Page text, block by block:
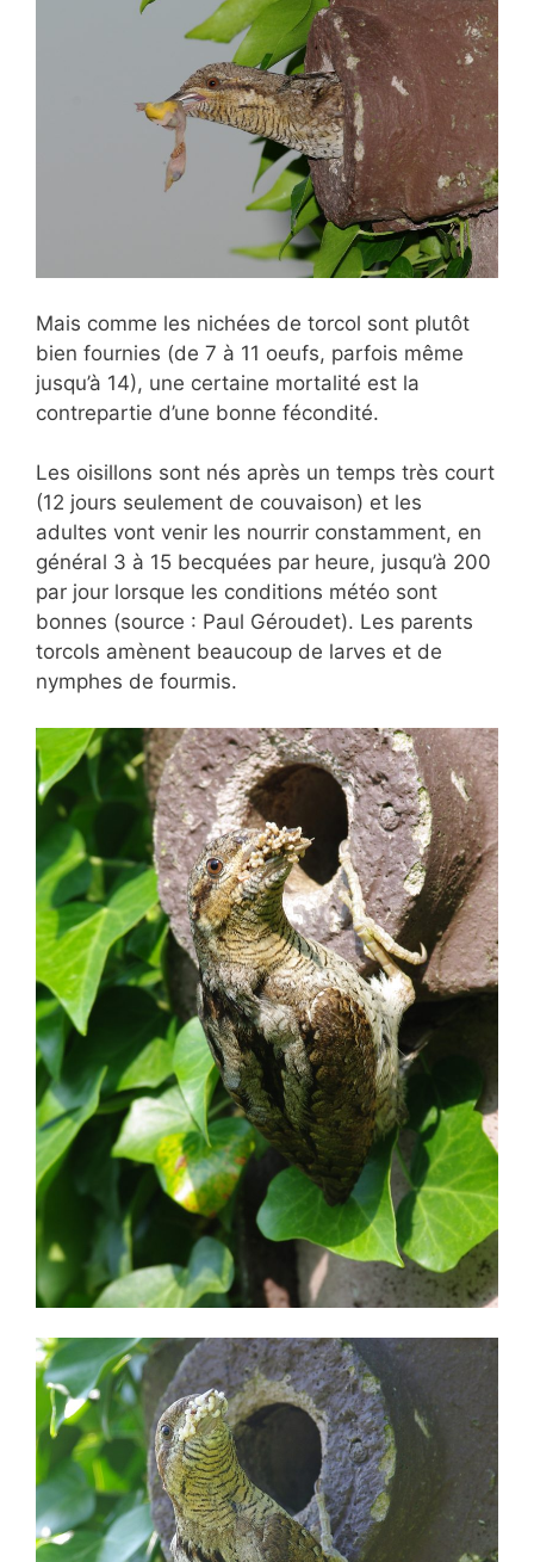
Mais comme les nichées de torcol sont plutôt
bien fournies (de 7 à 11 oeufs, parfois même
jusqu’à 14), une certaine mortalité est la
contrepartie d’une bonne fécondité.
Les oisillons sont nés après un temps très court
(12 jours seulement de couvaison) et les
adultes vont venir les nourrir constamment, en
général 3 à 15 becquées par heure, jusqu’à 200
par jour lorsque les conditions météo sont
bonnes (source : Paul Géroudet). Les parents
torcols amènent beaucoup de larves et de
nymphes de fourmis.